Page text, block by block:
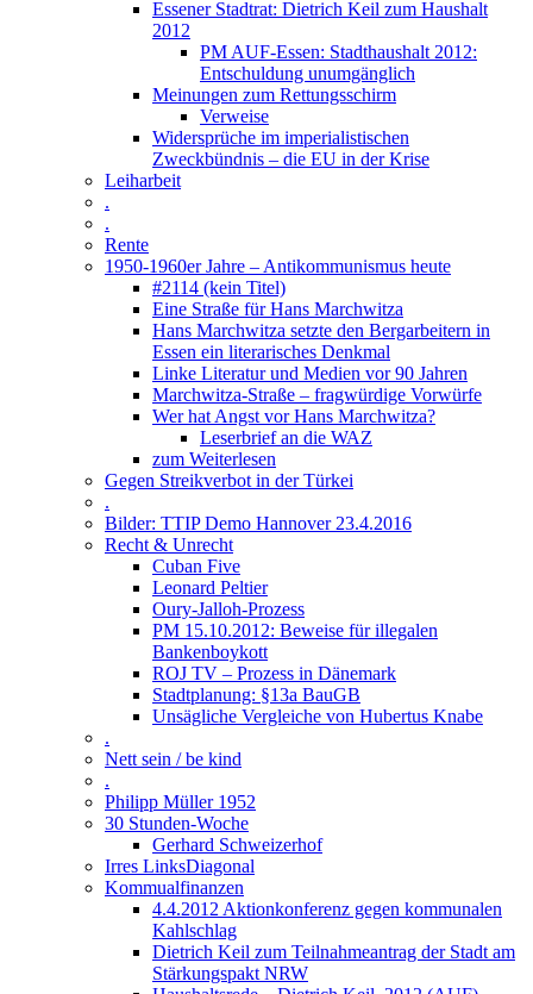
Essener Stadtrat: Dietrich Keil zum Haushalt
2012
PM AUF-Essen: Stadthaushalt 2012:
Entschuldung unumgänglich
Meinungen zum Rettungsschirm
Verweise
Widersprüche im imperialistischen
Zweckbündnis – die EU in der Krise
Leiharbeit
.
.
Rente
1950-1960er Jahre – Antikommunismus heute
#2114 (kein Titel)
Eine Straße für Hans Marchwitza
Hans Marchwitza setzte den Bergarbeitern in
Essen ein literarisches Denkmal
Linke Literatur und Medien vor 90 Jahren
Marchwitza-Straße – fragwürdige Vorwürfe
Wer hat Angst vor Hans Marchwitza?
Leserbrief an die WAZ
zum Weiterlesen
Gegen Streikverbot in der Türkei
.
Bilder: TTIP Demo Hannover 23.4.2016
Recht & Unrecht
Cuban Five
Leonard Peltier
Oury-Jalloh-Prozess
PM 15.10.2012: Beweise für illegalen
Bankenboykott
ROJ TV – Prozess in Dänemark
Stadtplanung: §13a BauGB
Unsägliche Vergleiche von Hubertus Knabe
.
Nett sein / be kind
.
Philipp Müller 1952
30 Stunden-Woche
Gerhard Schweizerhof
Irres LinksDiagonal
Kommualfinanzen
4.4.2012 Aktionkonferenz gegen kommunalen
Kahlschlag
Dietrich Keil zum Teilnahmeantrag der Stadt am
Stärkungspakt NRW